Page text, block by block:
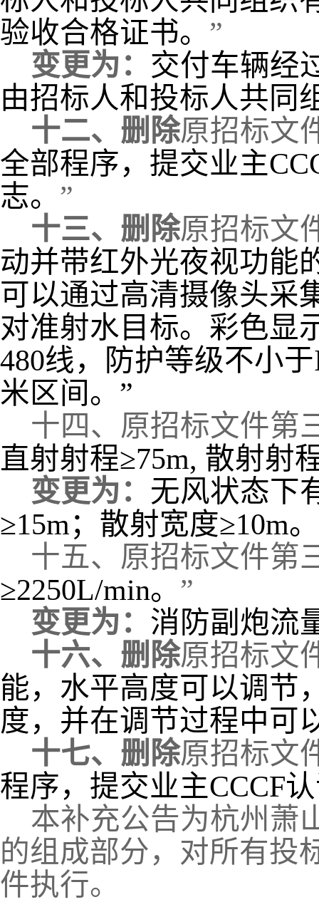
验收合格证书。 ”
变更为： 交付车辆经
由招标人和投标人共同
十二、 删除原招标文
全部程序，提交业主
志。 ”
十三、 删除原招标文
动并带红外光夜视功能
可以通过高清摄像头采
对准射水目标。彩色显
480线，防护等级不小
米区间。”
十四、 原招标文件第
直射射程≥75m, 散射射
变更为： 无风状态下
≥15m；散射宽度≥10m。
十五、 原招标文件第
≥2250L/min。 ”
变更为： 消防副炮流
十六、 删除原招标文
能，水平高度可以调节
度，并在调节过程中可
十七、 删除原招标文
程序，提交业主CCCF
本补充公告为杭州萧
的组成部分，对所有投
件执行。